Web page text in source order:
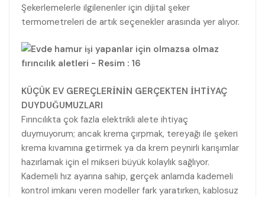
Şekerlemelerle ilgilenenler için dijital şeker
termometreleri de artık seçenekler arasında yer alıyor.
KÜÇÜK EV GEREÇLERİNİN GERÇEKTEN İHTİYAÇ
DUYDUĞUMUZLARI
Fırıncılıkta çok fazla elektrikli alete ihtiyaç
duymuyorum; ancak krema çırpmak, tereyağı ile şekeri
krema kıvamına getirmek ya da krem peynirli karışımlar
hazırlamak için el mikseri büyük kolaylık sağlıyor.
Kademeli hız ayarına sahip, gerçek anlamda kademeli
kontrol imkanı veren modeller fark yaratırken, kablosuz